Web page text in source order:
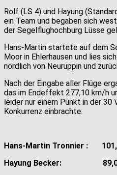
Rolf (LS 4) und Hayung
ein Team und begaben sich
der Segelflughochburg Lüsse
Hans-Martin startete auf dem
Moor in Ehlerhausen und lies
nördlich von Neuruppin und
Nach der Eingabe aller Flüge
das im Endeffekt 277,10 km/h
leider nur einem Punkt in der 30
Konkurrenz einbrachte:
Hans-Martin Tronnier :
Hayung Becker: